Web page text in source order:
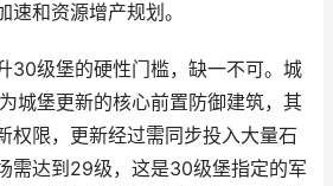
速和资源增产规划。
30级堡的硬性门槛，缺一不可。城
城堡更新的核心前置防御建筑，其
权限，更新经过需同步投入大量石
需达到29级，这是30级堡指定的军